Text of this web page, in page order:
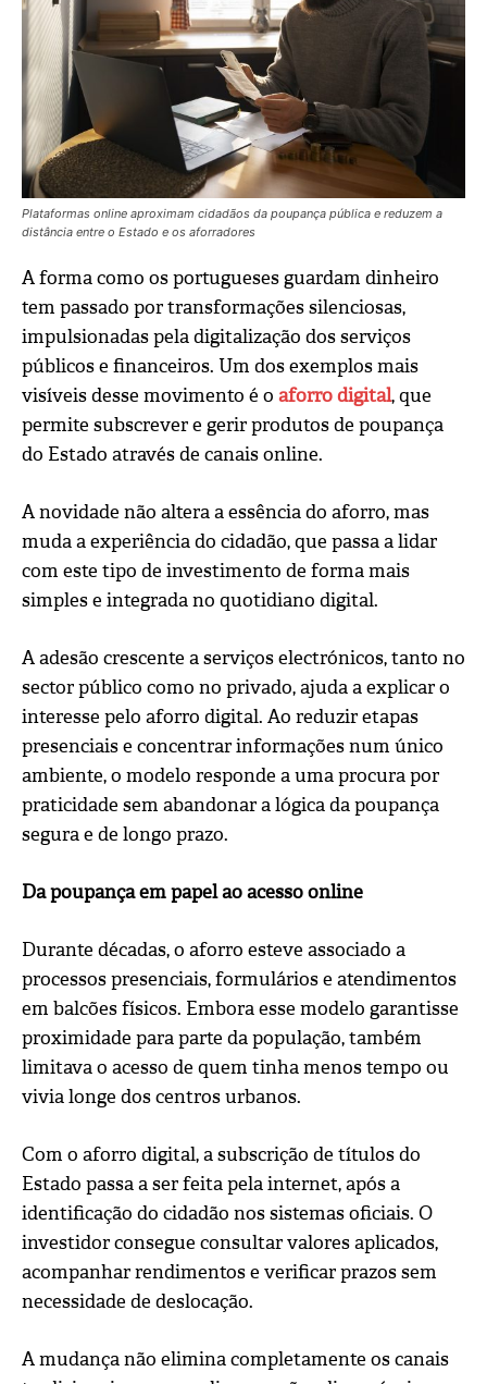
Plataformas online aproximam cidadãos da poupança pública e reduzem a
distância entre o Estado e os aforradores
A forma como os portugueses guardam dinheiro
tem passado por transformações silenciosas,
impulsionadas pela digitalização dos serviços
públicos e financeiros. Um dos exemplos mais
visíveis desse movimento é o aforro digital, que
permite subscrever e gerir produtos de poupança
do Estado através de canais online.
A novidade não altera a essência do aforro, mas
muda a experiência do cidadão, que passa a lidar
com este tipo de investimento de forma mais
simples e integrada no quotidiano digital.
A adesão crescente a serviços electrónicos, tanto no
sector público como no privado, ajuda a explicar o
interesse pelo aforro digital. Ao reduzir etapas
presenciais e concentrar informações num único
ambiente, o modelo responde a uma procura por
praticidade sem abandonar a lógica da poupança
segura e de longo prazo.
Da poupança em papel ao acesso online
Durante décadas, o aforro esteve associado a
processos presenciais, formulários e atendimentos
em balcões físicos. Embora esse modelo garantisse
proximidade para parte da população, também
limitava o acesso de quem tinha menos tempo ou
vivia longe dos centros urbanos.
Com o aforro digital, a subscrição de títulos do
Estado passa a ser feita pela internet, após a
identificação do cidadão nos sistemas oficiais. O
investidor consegue consultar valores aplicados,
acompanhar rendimentos e verificar prazos sem
necessidade de deslocação.
A mudança não elimina completamente os canais